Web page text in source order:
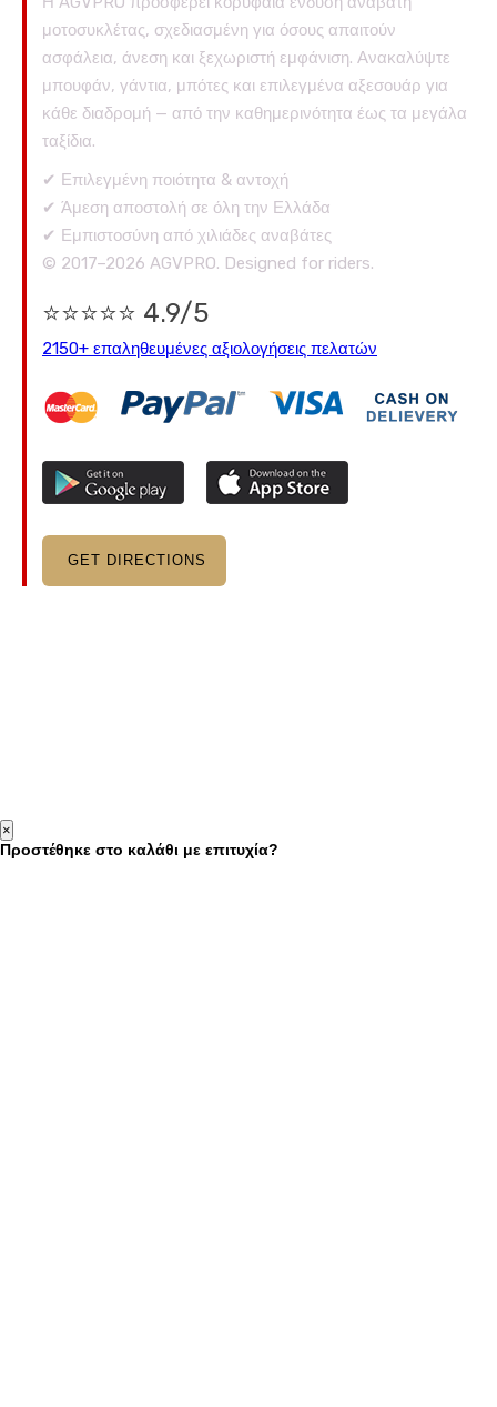
μοτοσυκλέτας, σχεδιασμένη για όσους απαιτούν
ασφάλεια, άνεση και ξεχωριστή εμφάνιση. Ανακαλύψτε
μπουφάν, γάντια, μπότες και επιλεγμένα αξεσουάρ για
κάθε διαδρομή — από την καθημερινότητα έως τα μεγάλα
ταξίδια.
✔ Επιλεγμένη ποιότητα & αντοχή
✔ Άμεση αποστολή σε όλη την Ελλάδα
✔ Εμπιστοσύνη από χιλιάδες αναβάτες
© 2017–2026 AGVPRO. Designed for riders.
⭐⭐⭐⭐⭐ 4.9/5
2150+ επαληθευμένες αξιολογήσεις πελατών
GET DIRECTIONS
×
Προστέθηκε στο καλάθι με επιτυχία?